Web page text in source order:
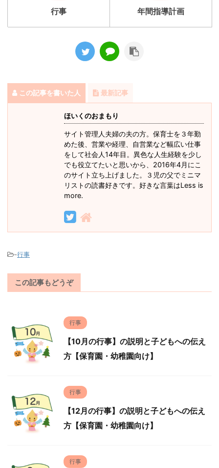
行事 年間指導計画
この記事を書いた人 最新記事
ほいくのおまもり
サイト管理人夫婦の夫の方。保育士を３年勤
めた後、営業や経理、自営業など幅広い仕事
をして社会人14年目。異色な人生経験を少し
でも役立てたいと思いから、2016年4月にこ
のサイト立ち上げました。３児の父でミニマ
リストの読書好きです。好きな言葉はLess is
more.
-行事
この記事もどうぞ
行事
【10月の行事】の説明と子どもへの伝え
方【保育園・幼稚園向け】
行事
【12月の行事】の説明と子どもへの伝え
方【保育園・幼稚園向け】
行事